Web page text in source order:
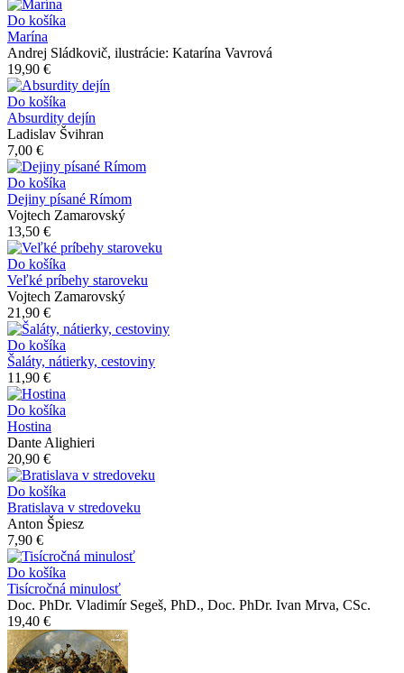
Do košíka
Marína
Andrej Sládkovič, ilustrácie: Katarína Vavrová
19,90 €
Do košíka
Absurdity dejín
Ladislav Švihran
7,00 €
Do košíka
Dejiny písané Rímom
Vojtech Zamarovský
13,50 €
Do košíka
Veľké príbehy staroveku
Vojtech Zamarovský
21,90 €
Do košíka
Šaláty, nátierky, cestoviny
11,90 €
Do košíka
Hostina
Dante Alighieri
20,90 €
Do košíka
Bratislava v stredoveku
Anton Špiesz
7,90 €
Do košíka
Tisícročná minulosť
Doc. PhDr. Vladimír Segeš, PhD., Doc. PhDr. Ivan Mrva, CSc.
19,40 €